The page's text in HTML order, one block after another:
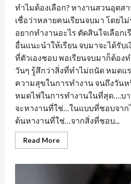
ทำไมต้องเลือก? หางานสวนอุตส
เชื่อว่าหลายคนเรียนจบมา โดยไม่
อยากทำงานอะไร ตัดสินใจเลือก
อื่นแนะนำให้เรียน จบมาจะได้รับ
ที่ตัวเองชอบ พอเรียนจบมาก็ต้อง
วันๆ รู้สึกว่าสิ่งที่ทำไม่ถนัด หมดแ
ความสุขในการทำงาน จนถึงวัน
หมดไฟในการทำงานในที่สุด….บ
จะหางานที่ใช่…ในแบบที่ชอบจาก
ต้นหางานที่ใช่…จากสิ่งที่ชอบ...
Read MoreRead
more